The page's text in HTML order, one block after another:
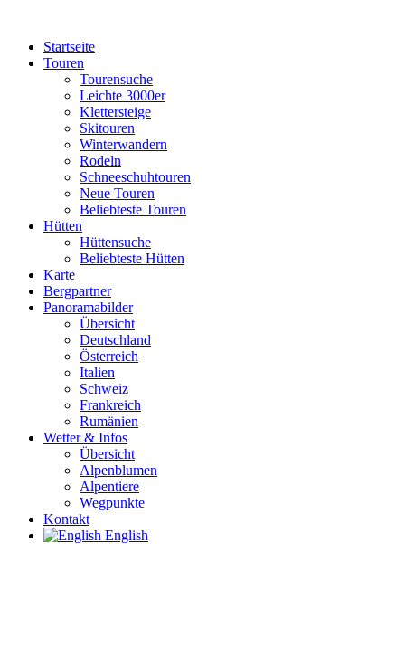
Startseite
Touren
Tourensuche
Leichte 3000er
Klettersteige
Skitouren
Winterwandern
Rodeln
Schneeschuhtouren
Neue Touren
Beliebteste Touren
Hütten
Hüttensuche
Beliebteste Hütten
Karte
Bergpartner
Panoramabilder
Übersicht
Deutschland
Österreich
Italien
Schweiz
Frankreich
Rumänien
Wetter & Infos
Übersicht
Alpenblumen
Alpentiere
Wegpunkte
Kontakt
English